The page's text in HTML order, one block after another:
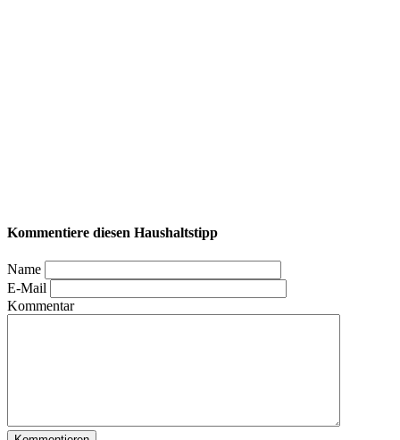
Kommentiere diesen Haushaltstipp
Name
E-Mail
Kommentar